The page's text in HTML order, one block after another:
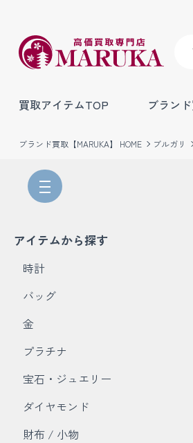
買取アイテムTOP ブラン
ブランド買取【MARUKA】 HOME ブルガリ
アイテムから探す
時計
バッグ
金
プラチナ
宝石・ジュエリー
ダイヤモンド
財布 / 小物